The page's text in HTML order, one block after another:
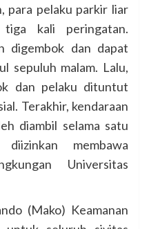
para pelaku parkir liar
tiga kali peringatan.
digembok dan dapat
sepuluh malam. Lalu,
dan pelaku dituntut
Terakhir, kendaraan
diambil selama satu
membawa
Universitas
(Mako) Keamanan